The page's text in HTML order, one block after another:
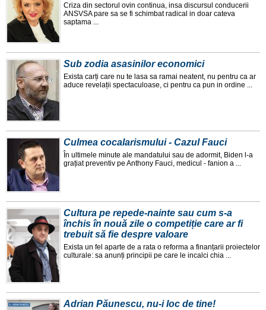
Criza din sectorul ovin continua, insa discursul conducerii
ANSVSA pare sa se fi schimbat radical in doar cateva
saptama ...
Sub zodia asasinilor economici
Exista carți care nu te lasa sa ramai neatent, nu pentru ca ar
aduce revelații spectaculoase, ci pentru ca pun in ordine ...
Culmea cocalarismului - Cazul Fauci
În ultimele minute ale mandatului sau de adormit, Biden l-a
grațiat preventiv pe Anthony Fauci, medicul - fanion a ...
Cultura pe repede-nainte sau cum s-a
închis în nouă zile o competiție care ar fi
trebuit să fie despre valoare
Exista un fel aparte de a rata o reforma a finanțarii proiectelor
culturale: sa anunți principii pe care le incalci chia ...
Adrian Păunescu, nu-i loc de tine!